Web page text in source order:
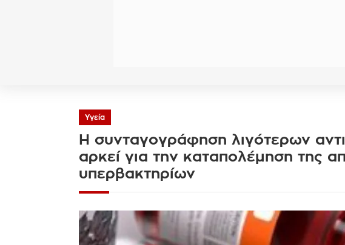
Υγεία
Η συνταγογράφηση λιγότερων
αρκεί για την καταπολέμηση της
υπερβακτηρίων